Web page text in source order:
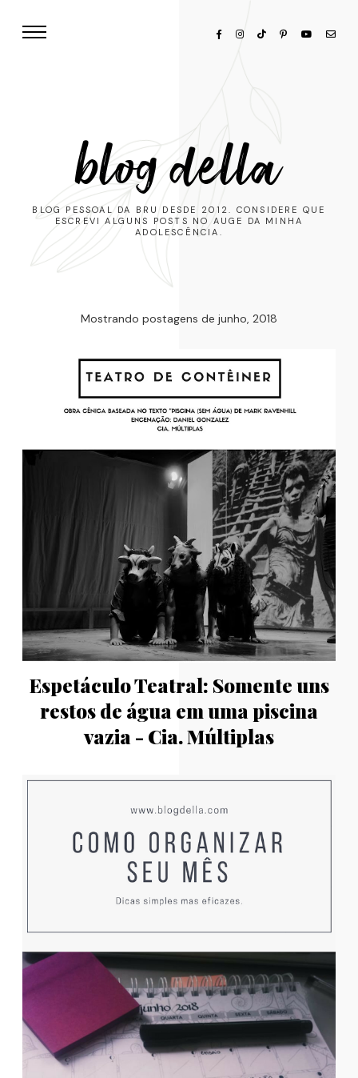
blog della
BLOG PESSOAL DA BRU DESDE 2012. CONSIDERE QUE
ESCREVI ALGUNS POSTS NO AUGE DA MINHA
ADOLESCÊNCIA.
Mostrando postagens de junho, 2018
Espetáculo Teatral: Somente uns
restos de água em uma piscina
vazia - Cia. Múltiplas